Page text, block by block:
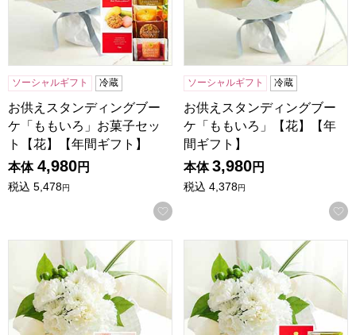
ソーシャルギフト 冷蔵
お供えスタンディングブー
ケ「ももいろ」お菓子セッ
ト【花】【年間ギフト】
本体 4,980円
税込 5,478円
お気に入りに登録する
ソーシャルギフト 冷蔵
お供えスタンディングブー
ケ「ももいろ」【花】【年
間ギフト】
本体 3,980円
税込 4,378円
お供えスタンディングブーケ「しろいろ」お線香付き【花】
お供えスタンディングブー